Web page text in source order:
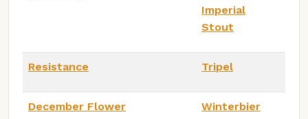
Imperial
Stout
Resistance Tripel
December Flower Winterbier